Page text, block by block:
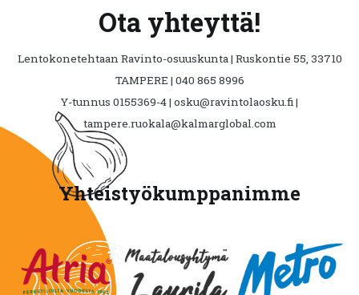
Ota yhteyttä!
Lentokonetehtaan Ravinto-osuuskunta | Ruskontie 55, 33710
TAMPERE | 040 865 8996
Y-tunnus 0155369-4 | osku@ravintolaosku.fi |
tampere.ruokala@kalmarglobal.com
Yhteistyökumppanimme